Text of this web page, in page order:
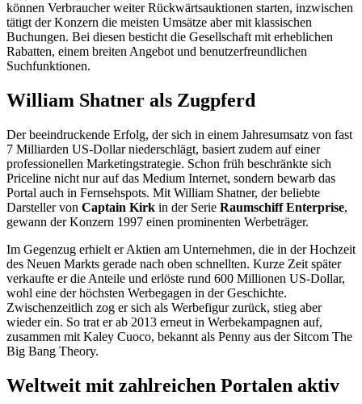
können Verbraucher weiter Rückwärtsauktionen starten, inzwischen
tätigt der Konzern die meisten Umsätze aber mit klassischen
Buchungen. Bei diesen besticht die Gesellschaft mit erheblichen
Rabatten, einem breiten Angebot und benutzerfreundlichen
Suchfunktionen.
William Shatner als Zugpferd
Der beeindruckende Erfolg, der sich in einem Jahresumsatz von fast
7 Milliarden US-Dollar niederschlägt, basiert zudem auf einer
professionellen Marketingstrategie. Schon früh beschränkte sich
Priceline nicht nur auf das Medium Internet, sondern bewarb das
Portal auch in Fernsehspots. Mit William Shatner, der beliebte
Darsteller von Captain Kirk in der Serie Raumschiff Enterprise,
gewann der Konzern 1997 einen prominenten Werbeträger.
Im Gegenzug erhielt er Aktien am Unternehmen, die in der Hochzeit
des Neuen Markts gerade nach oben schnellten. Kurze Zeit später
verkaufte er die Anteile und erlöste rund 600 Millionen US-Dollar,
wohl eine der höchsten Werbegagen in der Geschichte.
Zwischenzeitlich zog er sich als Werbefigur zurück, stieg aber
wieder ein. So trat er ab 2013 erneut in Werbekampagnen auf,
zusammen mit Kaley Cuoco, bekannt als Penny aus der Sitcom The
Big Bang Theory.
Weltweit mit zahlreichen Portalen aktiv